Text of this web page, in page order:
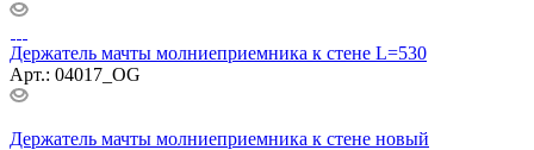
Держатель мачты молниеприемника к стене L=530
Арт.: 04017_OG
Держатель мачты молниеприемника к стене новый